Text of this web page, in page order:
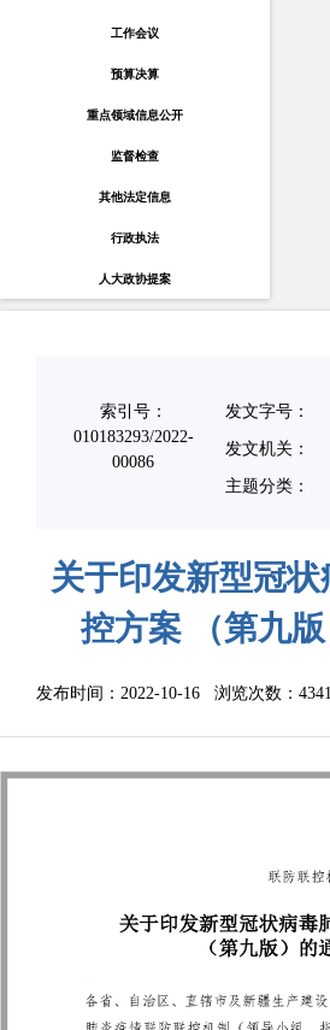
工作会议
预算决算
重点领域信息公开
监督检查
其他法定信息
行政执法
人大政协提案
索引号：
010183293/2022-
00086
发文字号：
发文机关：
主题分类：
关于印发新型冠
控方案 （第九
发布时间：2022-10-16 浏览次数：